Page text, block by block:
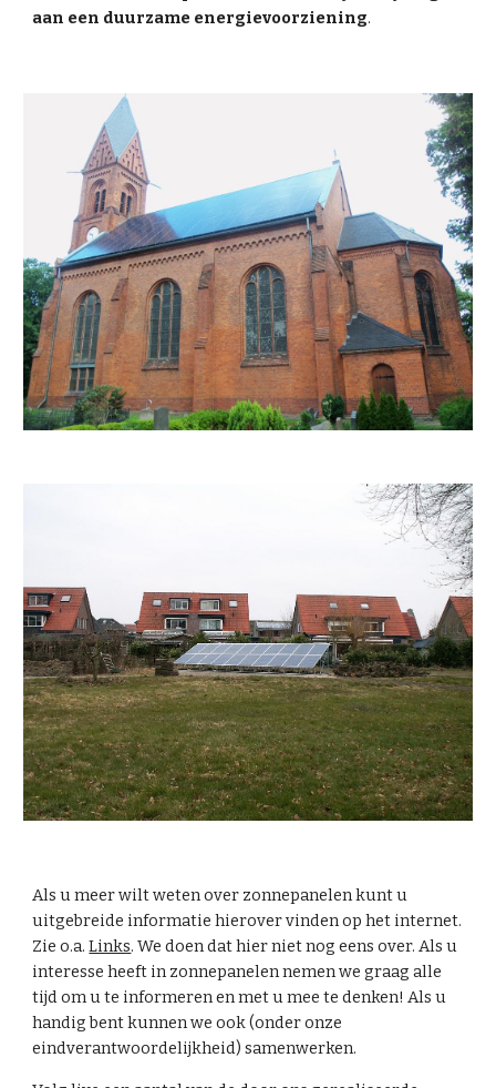
aan een duurzame energievoorziening.
Als u meer wilt weten over zonnepanelen kunt u
uitgebreide informatie hierover vinden op het internet.
Zie o.a.Links. We doen dat hier niet nog eens over. Als u
interesse heeft in zonnepanelen nemen we graag alle
tijd om u te informeren en met u mee te denken! Als u
handig bent kunnen we ook (onder onze
eindverantwoordelijkheid) samenwerken.